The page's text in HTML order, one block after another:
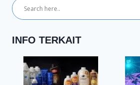
INFO TERKAIT